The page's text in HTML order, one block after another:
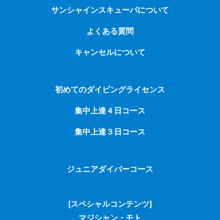
サンシャインスキューバについて
よくある質問
キャンセルについて
初めてのダイビングライセンス
集中上達４日コース
集中上達３日コース
ジュニアダイバーコース
[スペシャルコンテンツ]
マジシャン・モト